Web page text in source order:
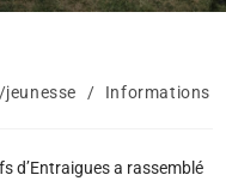
/ Informations
d’Entraigues a rassemblé